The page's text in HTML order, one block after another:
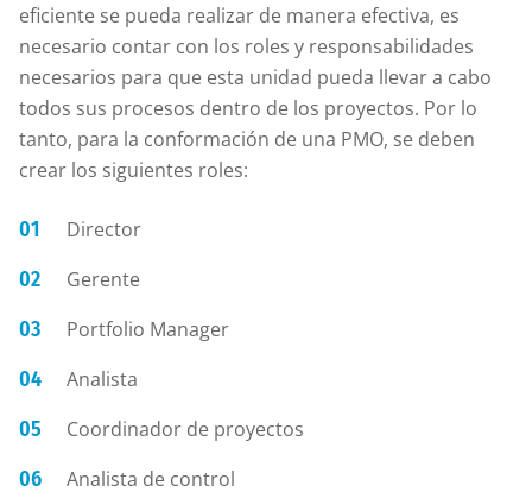
eficiente se pueda realizar de manera efectiva, es
necesario contar con los roles y responsabilidades
necesarios para que esta unidad pueda llevar a cabo
todos sus procesos dentro de los proyectos. Por lo
tanto, para la conformación de una PMO, se deben
crear los siguientes roles:
Director
Gerente
Portfolio Manager
Analista
Coordinador de proyectos
Analista de control